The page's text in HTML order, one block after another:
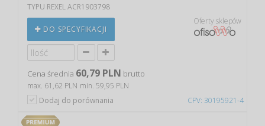
CPV: 30195921-4
TYPU REXEL ACR1903798
DO SPECYFIKACJI
Oferty sklepów
Cena średnia 60,79 PLN brutto
max. 61,62 PLN min. 59,95 PLN
Dodaj do porównania